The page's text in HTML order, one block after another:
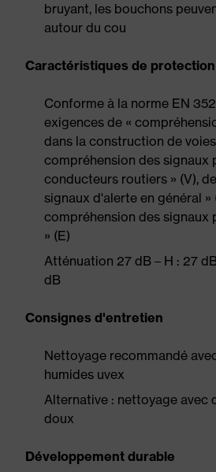
bruyant, les bouchons
autour du cou
Caractéristiques de protection
Conforme à la norme EN
exigences de «
dans la construction de
compréhension des signaux
conducteurs routiers » (V),
signaux d'alerte en général »
compréhension des signaux
» (E)
Atténuation 27 dB – H : 27
dB
Consignes d'entretien
Nettoyage recommandé
humides uvex
Alternative : nettoyage avec
doux
Développement durable